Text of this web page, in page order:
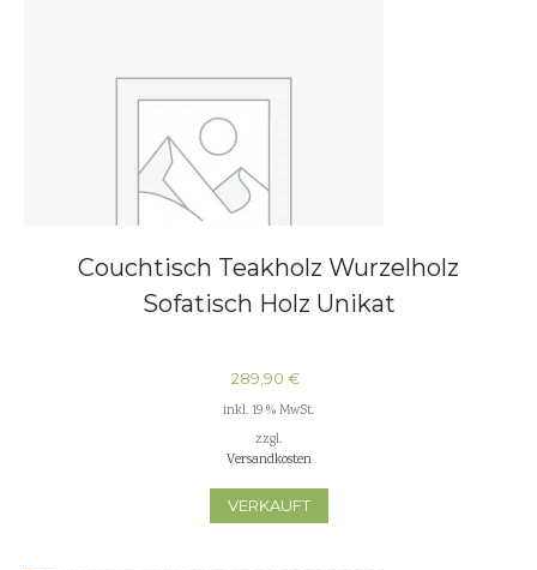
Couchtisch Teakholz Wurzelholz
Sofatisch Holz Unikat
289,90 €
inkl. 19 % MwSt.
zzgl.
Versandkosten
VERKAUFT